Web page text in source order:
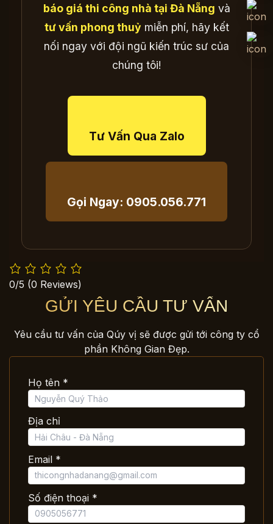
báo giá thi công nhà tại Đà Nẵng và
tư vấn phong thuỷmiễn phí, hãy kết
nối ngay với đội ngũ kiến trúc sư của
chúng tôi!
Tư Vấn Qua Zalo
Gọi Ngay: 0905.056.771
0/5 (0 Reviews)
GỬI YÊU CẦU TƯ VẤN
Yêu cầu tư vấn của Qúy vị sẽ được gửi tới công ty cổ
phần Không Gian Đẹp.
Họ tên *
Địa chỉ
Email *
Số điện thoại *